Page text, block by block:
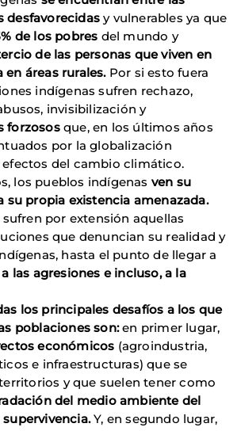
desfavorecidas y vulnerables ya que
de los pobres del mundo y
de las personas que viven en
áreas rurales.Por si esto fuera
indígenas sufren rechazo,
invisibilización y
forzososque, en los últimos años
por la globalización
del cambio climático.
los pueblos indígenas ven su
su propia existencia amenazada.
por extensión aquellas
que denuncian su realidad y
hasta el punto de llegar a
las agresiones e incluso, a la
los principales desafíos a los que
poblaciones son:en primer lugar,
económicos (agroindustria,
e infraestructuras) que se
y que suelen tener como
del medio ambiente del
supervivencia.Y, en segundo lugar,